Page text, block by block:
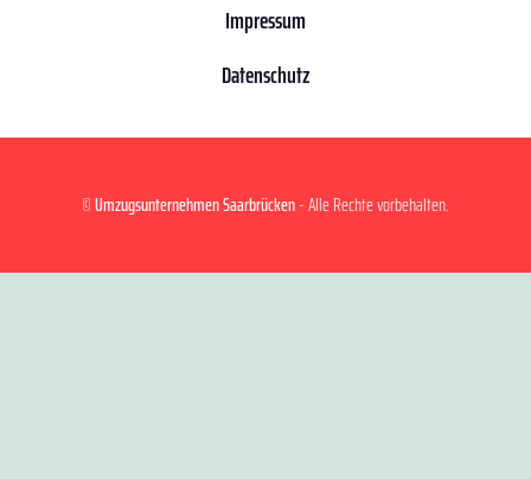
Impressum
Datenschutz
©Umzugsunternehmen Saarbrücken- Alle Rechte vorbehalten.